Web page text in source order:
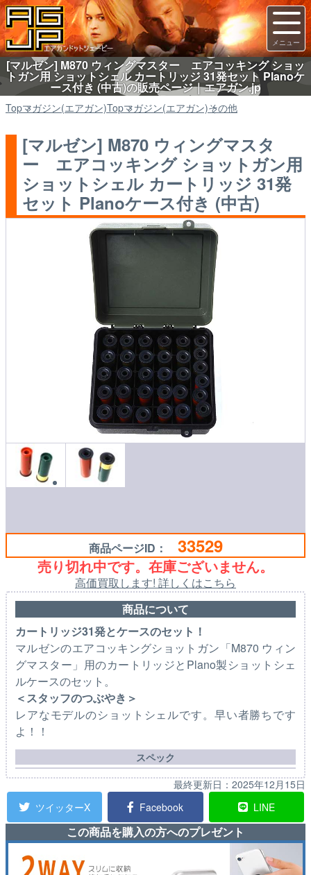
[マルゼン] M870 ウィングマスター エアコッキング ショッ
トガン用 ショットシェル カートリッジ 31発セット Planoケ
ース付き (中古)の販売ページ｜エアガン.jp
Topマガジン(エアガン)Topマガジン(エアガン)その他
[マルゼン] M870 ウィングマスタ
ー エアコッキング ショットガン用
ショットシェル カートリッジ 31発
セット Planoケース付き (中古)
商品ページID： 33529
売り切れ中です。在庫ございません。
高価買取します! 詳しくはこちら
商品について
カートリッジ31発とケースのセット！
マルゼンのエアコッキングショットガン「M870 ウィン
グマスター」用のカートリッジとPlano製ショットシェ
ルケースのセット。
＜スタッフのつぶやき＞
レアなモデルのショットシェルです。早い者勝ちです
よ！！
スペック
最終更新日： 2025年12月15日
ツイッターX
Facebook LINE
この商品を購入の方へのプレゼント